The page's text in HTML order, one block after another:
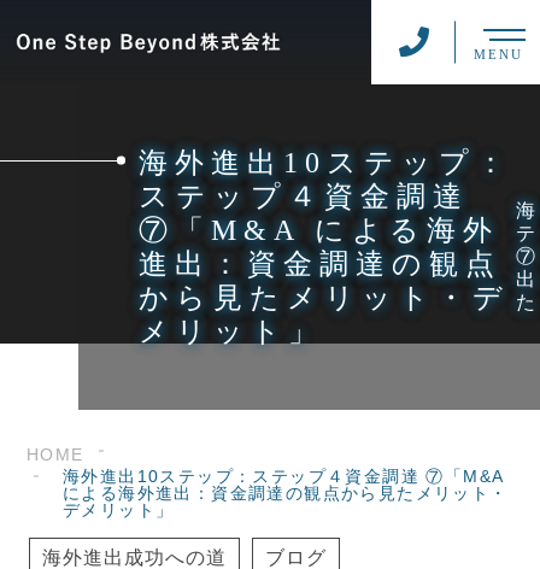
MENU
海外進出10ステップ：
ステップ４資金調達
⑦「M&A による海外
進出：資金調達の観点
から見たメリット・デ
メリット」
⑦
HOME
海外進出10ステップ：ステップ４資金調達 ⑦「M&A
による海外進出：資金調達の観点から見たメリット・
デメリット」
海外進出成功への道 ブログ